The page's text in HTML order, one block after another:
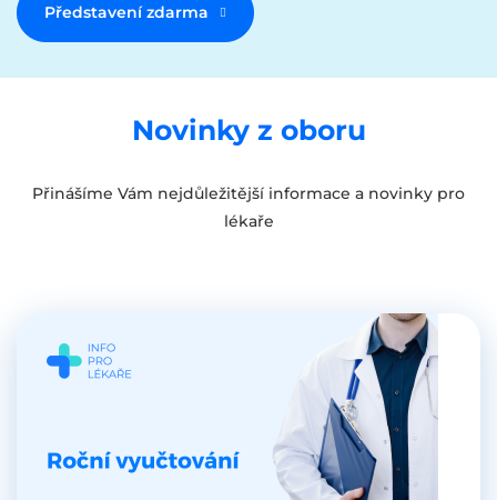
Představení zdarma
Novinky z oboru
Přinášíme Vám nejdůležitější informace a novinky pro
lékaře